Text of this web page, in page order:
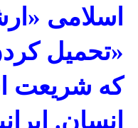
اسلامی
«تحمیل
که شریعت
انسان.